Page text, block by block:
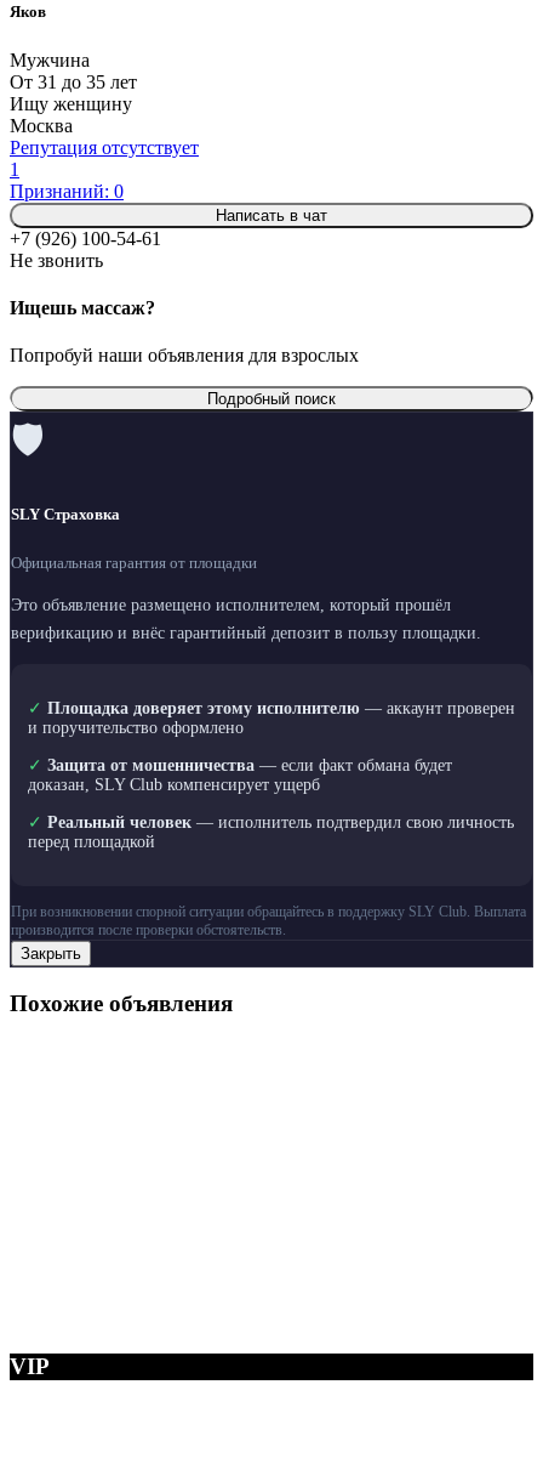
Яков
Мужчина
От 31 до 35 лет
Ищу женщину
Москва
Репутация отсутствует
1
Признаний: 0
Написать в чат
+7 (926) 100-54-61
Не звонить
Ищешь массаж?
Попробуй наши объявления для взрослых
Подробный поиск
🛡
SLY Страховка
Официальная гарантия от площадки
Это объявление размещено исполнителем, который прошёл
верификацию и внёс гарантийный депозит в пользу площадки.
✓ Площадка доверяет этому исполнителю — аккаунт проверен
и поручительство оформлено
✓ Защита от мошенничества — если факт обмана будет
доказан, SLY Club компенсирует ущерб
✓ Реальный человек — исполнитель подтвердил свою личность
перед площадкой
При возникновении спорной ситуации обращайтесь в поддержку SLY Club. Выплата
производится после проверки обстоятельств.
Закрыть
Похожие объявления
VIP